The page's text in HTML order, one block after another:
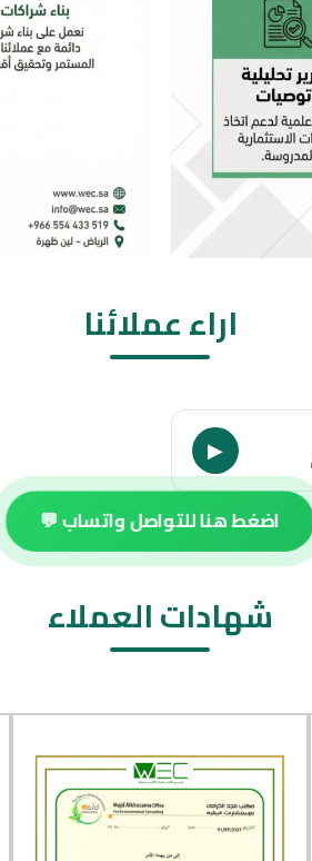
اراء عملائنا
▶
اضغط هنا للتواصل واتساب 💬
شهادات العملاء